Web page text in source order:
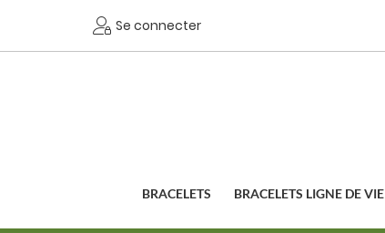
Se connecter
BRACELETS BRACELETS LIGNE DE VIE